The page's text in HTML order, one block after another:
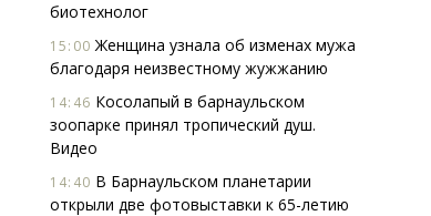
биотехнолог
15:00 Женщина узнала об изменах мужа
благодаря неизвестному жужжанию
14:46 Косолапый в барнаульском
зоопарке принял тропический душ.
Видео
14:40 В Барнаульском планетарии
открыли две фотовыставки к 65-летию